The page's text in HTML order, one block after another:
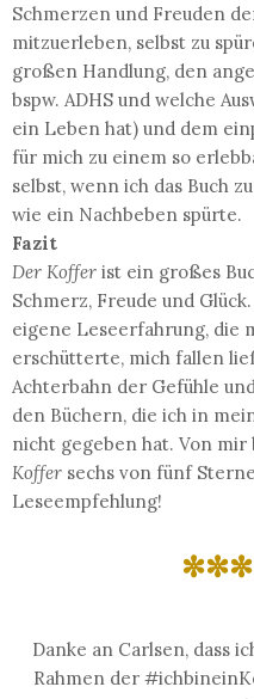
Schmerzen und Freuden
mitzuerleben, selbst zu
großen Handlung, den
bspw. ADHS und welche
ein Leben hat) und dem
für mich zu einem so
selbst, wenn ich das Buch
wie ein Nachbeben spürte.
Fazit
Der Koffer ist ein großes
Schmerz, Freude und
eigene Leseerfahrung, die
erschütterte, mich fallen
Achterbahn der Gefühle
den Büchern, die ich in
nicht gegeben hat. Von mir
Koffer sechs von fünf
Leseempfehlung!
Danke an Carlsen, dass
Rahmen der